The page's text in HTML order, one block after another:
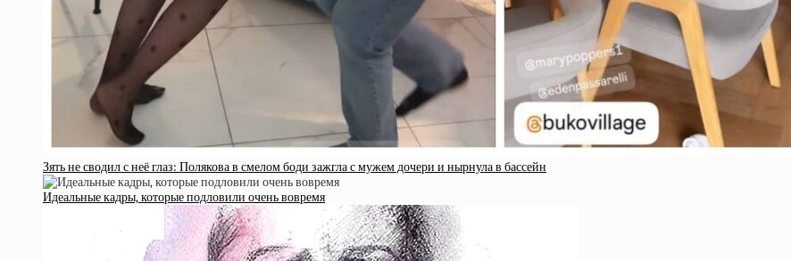
Зять не сводил с неё глаз: Полякова в смелом боди зажгла с мужем дочери и нырнула в бассейн
Идеальные кадры, которые подловили очень вовремя